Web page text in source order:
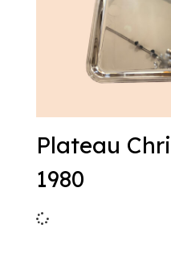
Plateau
1980